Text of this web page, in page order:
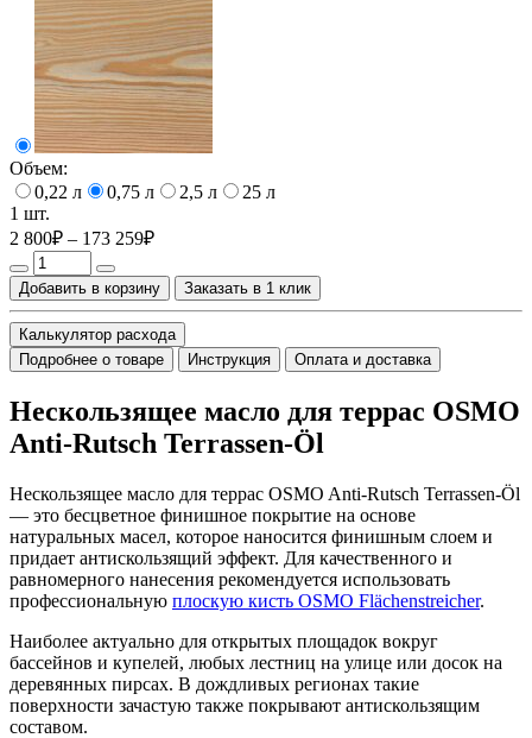
Объем:
0,22 л
0,75 л 2,5 л
25 л
1 шт.
2 800₽ – 173 259₽
Добавить в корзину Заказать в 1 клик
Калькулятор расхода
Подробнее о товаре
Инструкция Оплата и доставка
Нескользящее масло для террас OSMO
Anti-Rutsch Terrassen-Öl
Нескользящее масло для террас OSMO Anti-Rutsch Terrassen-Öl
— это бесцветное финишное покрытие на основе
натуральных масел, которое наносится финишным слоем и
придает антискользящий эффект. Для качественного и
равномерного нанесения рекомендуется использовать
профессиональную плоскую кисть OSMO Flächenstreicher.
Наиболее актуально для открытых площадок вокруг
бассейнов и купелей, любых лестниц на улице или досок на
деревянных пирсах. В дождливых регионах такие
поверхности зачастую также покрывают антискользящим
составом.